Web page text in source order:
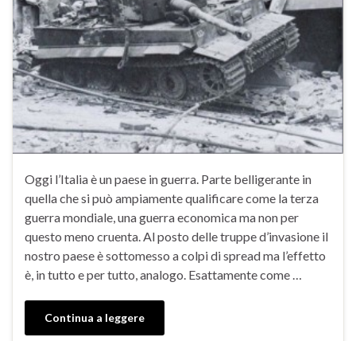
Oggi l’Italia è un paese in guerra. Parte belligerante in
quella che si può ampiamente qualificare come la terza
guerra mondiale, una guerra economica ma non per
questo meno cruenta. Al posto delle truppe d’invasione il
nostro paese è sottomesso a colpi di spread ma l’effetto
è, in tutto e per tutto, analogo. Esattamente come …
Continua a leggere